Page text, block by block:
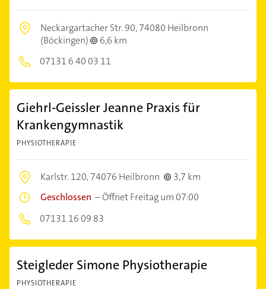
Neckargartacher Str. 90,74080 Heilbronn
(Böckingen)
6,6 km
07131 6 40 03 11
Giehrl-Geissler Jeanne Praxis für
Krankengymnastik
PHYSIOTHERAPIE
Karlstr. 120,74076 Heilbronn
3,7 km
Geschlossen –Öffnet Freitag um 07:00
07131 16 09 83
Steigleder Simone Physiotherapie
PHYSIOTHERAPIE